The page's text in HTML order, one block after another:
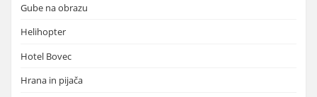
Gube na obrazu
Helihopter
Hotel Bovec
Hrana in pijača